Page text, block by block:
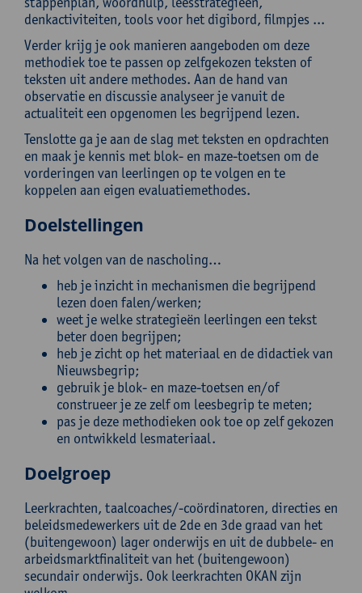
denkactiviteiten, tools voor het digibord, filmpjes ...
Verder krijg je ook manieren aangeboden om deze
methodiek toe te passen op zelfgekozen teksten of
teksten uit andere methodes. Aan de hand van
observatie en discussie analyseer je vanuit de
actualiteit een opgenomen les begrijpend lezen.
Tenslotte ga je aan de slag met teksten en opdrachten
en maak je kennis met blok- en maze-toetsen om de
vorderingen van leerlingen op te volgen en te
koppelen aan eigen evaluatiemethodes.
Doelstellingen
Na het volgen van de nascholing…
heb je inzicht in mechanismen die begrijpend
lezen doen falen/werken;
weet je welke strategieën leerlingen een tekst
beter doen begrijpen;
heb je zicht op het materiaal en de didactiek van
Nieuwsbegrip;
gebruik je blok- en maze-toetsen en/of
construeer je ze zelf om leesbegrip te meten;
pas je deze methodieken ook toe op zelf gekozen
en ontwikkeld lesmateriaal.
Doelgroep
Leerkrachten, taalcoaches/-coördinatoren, directies en
beleidsmedewerkers uit de 2de en 3de graad van het
(buitengewoon) lager onderwijs en uit de dubbele- en
arbeidsmarktfinaliteit van het (buitengewoon)
secundair onderwijs. Ook leerkrachten OKAN zijn